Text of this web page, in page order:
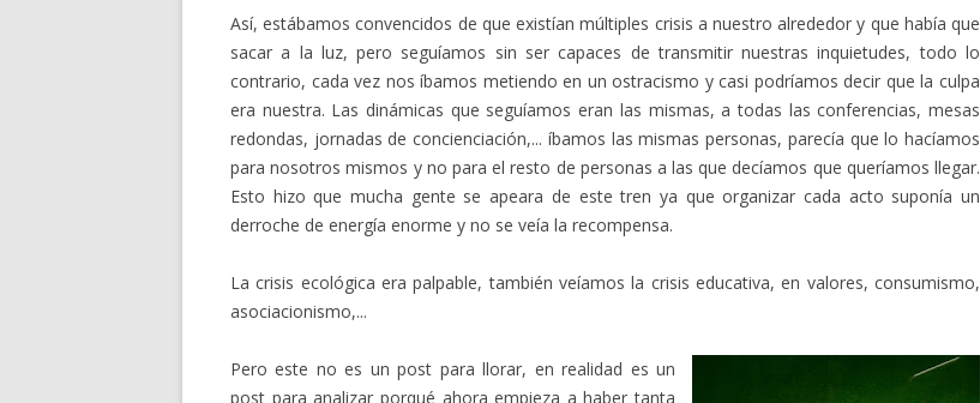
Así, estábamos convencidos de que existían múltiples crisis a nuestro alrededor y que había que
sacar a la luz, pero seguíamos sin ser capaces de transmitir nuestras inquietudes, todo lo
contrario, cada vez nos íbamos metiendo en un ostracismo y casi podríamos decir que la culpa
era nuestra. Las dinámicas que seguíamos eran las mismas, a todas las conferencias, mesas
redondas, jornadas de concienciación,... íbamos las mismas personas, parecía que lo hacíamos
para nosotros mismos y no para el resto de personas a las que decíamos que queríamos llegar.
Esto hizo que mucha gente se apeara de este tren ya que organizar cada acto suponía un
derroche de energía enorme y no se veía la recompensa.
La crisis ecológica era palpable, también veíamos la crisis educativa, en valores, consumismo,
asociacionismo,...
Pero este no es un post para llorar, en realidad es un
post para analizar porqué ahora empieza a haber tanta